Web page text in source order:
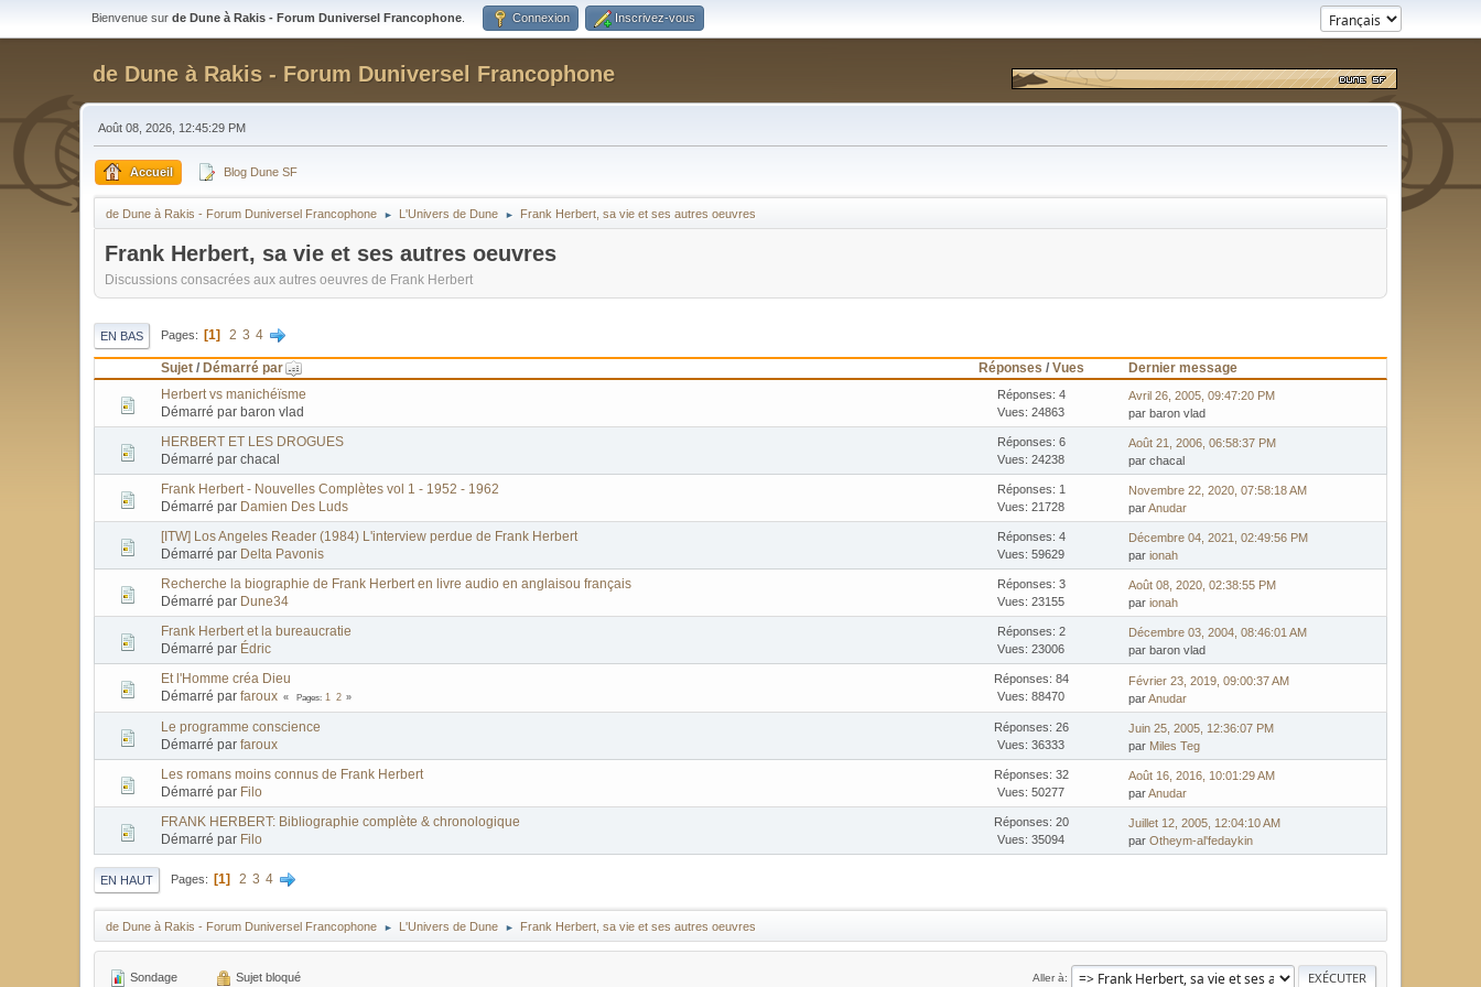
Bienvenue sur de Dune à Rakis - Forum Duniversel Francophone Connexion Inscrivez-vous
de Dune à Rakis - Forum Duniversel Francophone
Août 08, 2026, 12:45:29 PM
Accueil Blog Dune SF
de Dune à Rakis - Forum Duniversel Francophone ► L'Univers de Dune ► Frank Herbert, sa vie et ses autres oeuvres
Frank Herbert, sa vie et ses autres oeuvres
Discussions consacrées aux autres oeuvres de Frank Herbert
EN BAS Pages 1 2 3 4
Sujet / Démarré par Réponses / Vues
Dernier message
Herbert vs manichéïsme
Démarré par baron vlad
Réponses: 4
Vues: 24863
Avril 26, 2005, 09:47:20 PM
par baron vlad
HERBERT ET LES DROGUES
Démarré par chacal
Réponses: 6
Vues: 24238
Août 21, 2006, 06:58:37 PM
par chacal
Frank Herbert - Nouvelles Complètes vol 1 - 1952 - 1962
Démarré par Damien Des Luds
Réponses: 1
Vues: 21728
Novembre 22, 2020, 07:58:18 AM
parAnudar
[ITW] Los Angeles Reader (1984) L'interview perdue de Frank Herbert
Démarré par Delta Pavonis
Réponses: 4
Vues: 59629
Décembre 04, 2021, 02:49:56 PM
par ionah
Recherche la biographie de Frank Herbert en livre audio en anglaisou français
Démarré par Dune34
Réponses: 3
Vues: 23155
Août 08, 2020, 02:38:55 PM
par ionah
Frank Herbert et la bureaucratie
Démarré par Édric
Réponses: 2
Vues: 23006
Décembre 03, 2004, 08:46:01 AM
par baron vlad
Et l'Homme créa Dieu
Démarré par faroux Pages 1 2
Réponses: 84
Vues: 88470
Février 23, 2019, 09:00:37 AM
parAnudar
Le programme conscience
Démarré par faroux
Réponses: 26
Vues: 36333
Juin 25, 2005, 12:36:07 PM
par Miles Teg
Les romans moins connus de Frank Herbert
Démarré par Filo
Réponses: 32
Vues: 50277
Août 16, 2016, 10:01:29 AM
parAnudar
FRANK HERBERT: Bibliographie complète & chronologique
Démarré par Filo
Réponses: 20
Vues: 35094
Juillet 12, 2005, 12:04:10 AM
par Otheym-al'fedaykin
EN HAUT Pages 1 2 3 4
de Dune à Rakis - Forum Duniversel Francophone ► L'Univers de Dune ► Frank Herbert, sa vie et ses autres oeuvres
Aller à
Sondage Sujet bloqué